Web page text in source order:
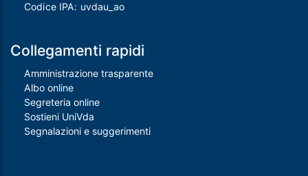
Codice IPA: uvdau_ao
Collegamenti rapidi
Amministrazione trasparente
Albo online
Segreteria online
Sostieni UniVda
Segnalazioni e suggerimenti